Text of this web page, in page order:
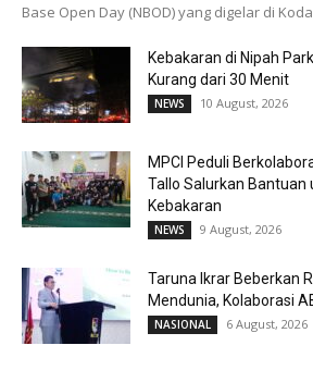
Base Open Day (NBOD) yang digelar di
Kebakaran di Nipah
Kurang dari 30 Menit
NEWS 10 August, 2026
MPCI Peduli
Tallo Salurkan Bantuan
Kebakaran
NEWS 9 August, 2026
Taruna Ikrar Beberkan
Mendunia, Kolaborasi
NASIONAL 6 August, 2026